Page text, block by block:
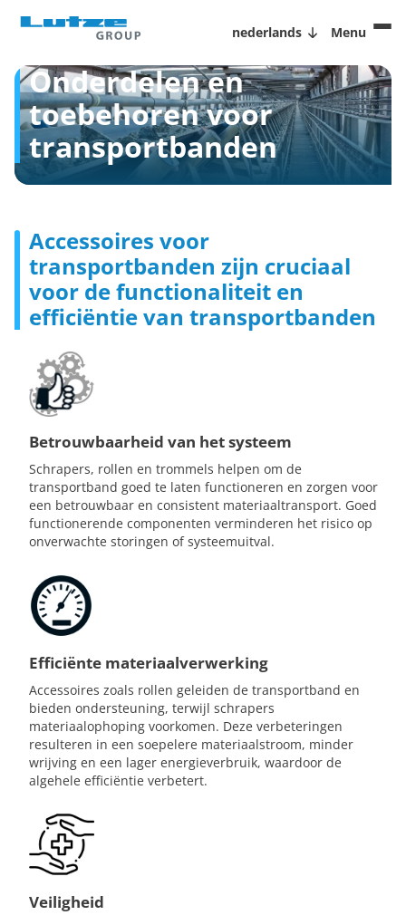
nederlands Menu
Onderdelen en
toebehoren voor
transportbanden
Accessoires voor
transportbanden zijn cruciaal
voor de functionaliteit en
efficiëntie van transportbanden
Betrouwbaarheid van het systeem
Schrapers, rollen en trommels helpen om de
transportband goed te laten functioneren en zorgen voor
een betrouwbaar en consistent materiaaltransport. Goed
functionerende componenten verminderen het risico op
onverwachte storingen of systeemuitval.
Efficiënte materiaalverwerking
Accessoires zoals rollen geleiden de transportband en
bieden ondersteuning, terwijl schrapers
materiaalophoping voorkomen. Deze verbeteringen
resulteren in een soepelere materiaalstroom, minder
wrijving en een lager energieverbruik, waardoor de
algehele efficiëntie verbetert.
Veiligheid